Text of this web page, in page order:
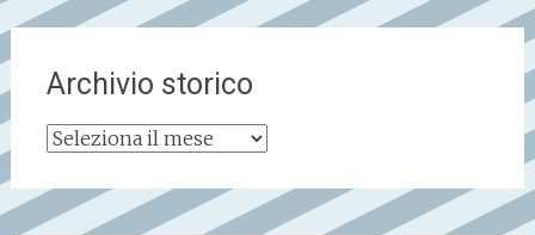
Archivio storico
Archivio